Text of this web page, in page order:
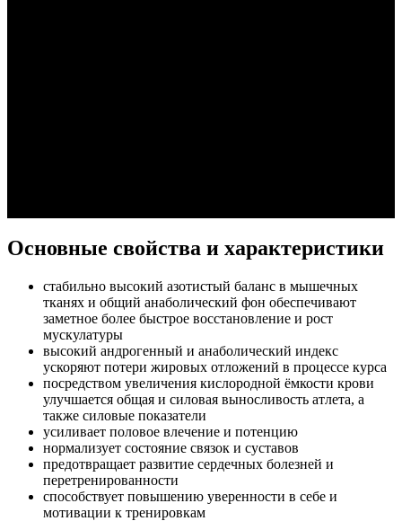
Основные свойства и характеристики
стабильно высокий азотистый баланс в мышечных
тканях и общий анаболический фон обеспечивают
заметное более быстрое восстановление и рост
мускулатуры
высокий андрогенный и анаболический индекс
ускоряют потери жировых отложений в процессе курса
посредством увеличения кислородной ёмкости крови
улучшается общая и силовая выносливость атлета, а
также силовые показатели
усиливает половое влечение и потенцию
нормализует состояние связок и суставов
предотвращает развитие сердечных болезней и
перетренированности
способствует повышению уверенности в себе и
мотивации к тренировкам